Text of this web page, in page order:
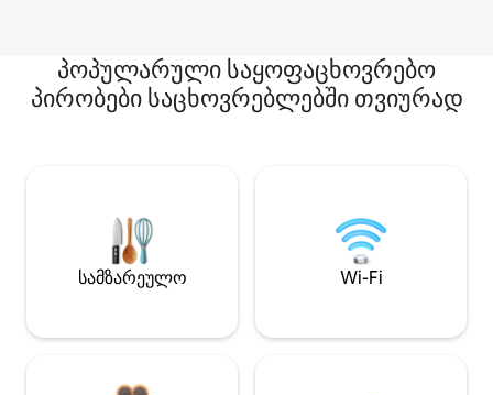
პოპულარული საყოფაცხოვრებო
პირობები საცხოვრებლებში თვიურად
სამზარეულო Wi-Fi